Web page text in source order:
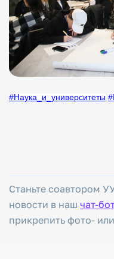
#Наука_и_университеты
Станьте соавтором
новости в наш чат-
прикрепить фото-